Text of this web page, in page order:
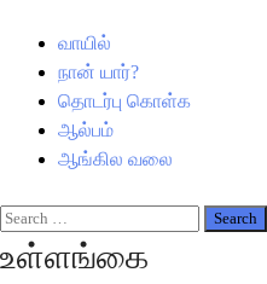
வாயில்
நான் யார்?
தொடர்பு கொள்க
ஆல்பம்
ஆங்கில வலை
உள்ளங்கை